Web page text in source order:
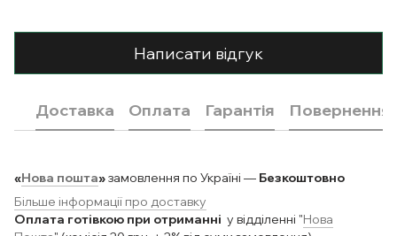
Написати відгук
Доставка Оплата Гарантія Повернення
«Нова пошта»замовлення по Україні — Безкоштовно
Більше інформації про доставку
Оплата готівкою при отриманні у відділенні "Нова